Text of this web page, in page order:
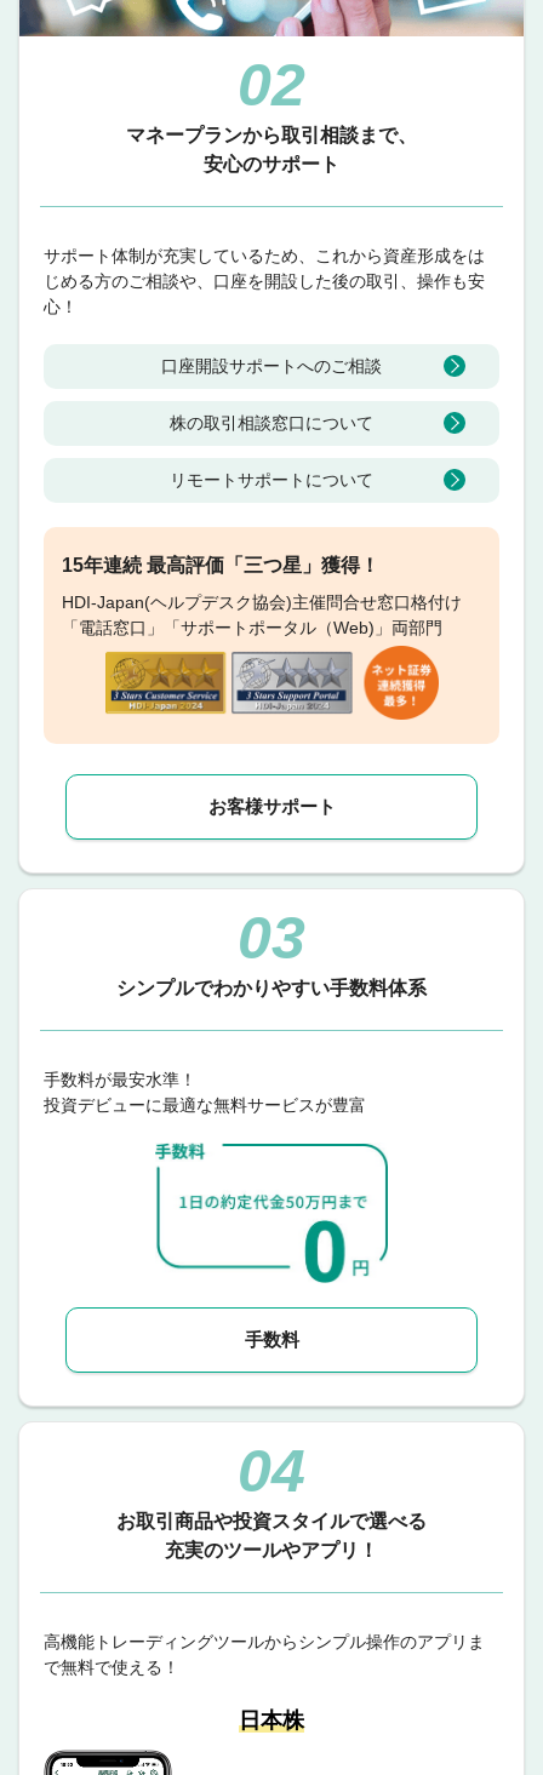
02
マネープランから取引相談まで、
安心のサポート
サポート体制が充実しているため、これから資産形成をは
じめる方のご相談や、口座を開設した後の取引、操作も安
心！
口座開設サポートへのご相談
株の取引相談窓口について
リモートサポートについて
15年連続 最高評価「三つ星」獲得！
HDI-Japan(ヘルプデスク協会)主催問合せ窓口格付け
「電話窓口」「サポートポータル（Web)」両部門
お客様サポート
03
シンプルでわかりやすい手数料体系
手数料が最安水準！
投資デビューに最適な無料サービスが豊富
手数料
04
お取引商品や投資スタイルで選べる
充実のツールやアプリ！
高機能トレーディングツールからシンプル操作のアプリま
で無料で使える！
日本株